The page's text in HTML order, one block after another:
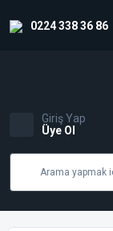
0224 338 36 86
Giriş Yap
Üye Ol